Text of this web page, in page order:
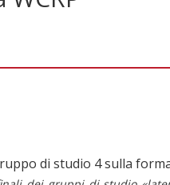
di studio 4 sulla